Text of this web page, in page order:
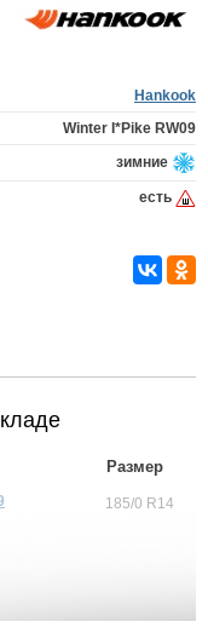
Hankook
Winter I*Pike RW09
зимние
есть
Размер
185/0 R14